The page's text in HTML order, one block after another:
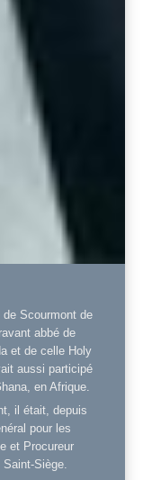
de Scourmont de
abbé de
et de celle Holy
aussi participé
en Afrique.
il était, depuis
pour les
et Procureur
Siège.